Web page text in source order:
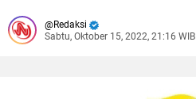
Redaksi
Sabtu, Oktober 15, 2022, 21:16 WIB